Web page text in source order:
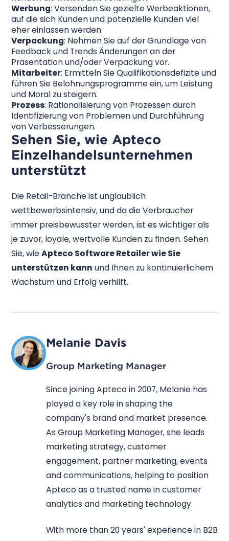
Werbung: Versenden Sie gezielte Werbeaktionen,
auf die sich Kunden und potenzielle Kunden viel
eher einlassen werden.
Verpackung: Nehmen Sie auf der Grundlage von
Feedback und Trends Änderungen an der
Präsentation und/oder Verpackung vor.
Mitarbeiter: Ermitteln Sie Qualifikationsdefizite und
führen Sie Belohnungsprogramme ein, um Leistung
und Moral zu steigern.
Prozess: Rationalisierung von Prozessen durch
Identifizierung von Problemen und Durchführung
von Verbesserungen.
Sehen Sie, wie Apteco
Einzelhandelsunternehmen
unterstützt
Die Retail-Branche ist unglaublich
wettbewerbsintensiv, und da die Verbraucher
immer preisbewusster werden, ist es wichtiger als
je zuvor, loyale, wertvolle Kunden zu finden. Sehen
Sie, wieApteco Software Retailer wie Sie
unterstützen kann und Ihnen zu kontinuierlichem
Wachstum und Erfolg verhilft.
Melanie Davis
Group Marketing Manager
Since joining Apteco in 2007, Melanie has
played a key role in shaping the
company's brand and market presence.
As Group Marketing Manager, she leads
marketing strategy, customer
engagement, partner marketing, events
and communications, helping to position
Apteco as a trusted name in customer
analytics and marketing technology.
With more than 20 years' experience in B2B